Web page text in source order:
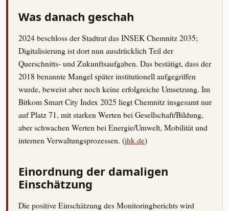
Was danach geschah
2024 beschloss der Stadtrat das INSEK Chemnitz 2035;
Digitalisierung ist dort nun ausdrücklich Teil der
Querschnitts- und Zukunftsaufgaben. Das bestätigt, dass der
2018 benannte Mangel später institutionell aufgegriffen
wurde, beweist aber noch keine erfolgreiche Umsetzung. Im
Bitkom Smart City Index 2025 liegt Chemnitz insgesamt nur
auf Platz 71, mit starken Werten bei Gesellschaft/Bildung,
aber schwachen Werten bei Energie/Umwelt, Mobilität und
internen Verwaltungsprozessen. (ihk.de)
Einordnung der damaligen
Einschätzung
Die positive Einschätzung des Monitoringberichts wird